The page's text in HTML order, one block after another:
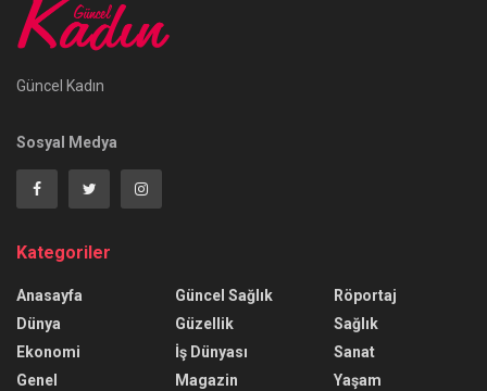
Güncel Kadın
Sosyal Medya
Kategoriler
Anasayfa
Dünya
Ekonomi
Genel
Güncel Sağlık
Güzellik
İş Dünyası
Magazin
Röportaj
Sağlık
Sanat
Yaşam